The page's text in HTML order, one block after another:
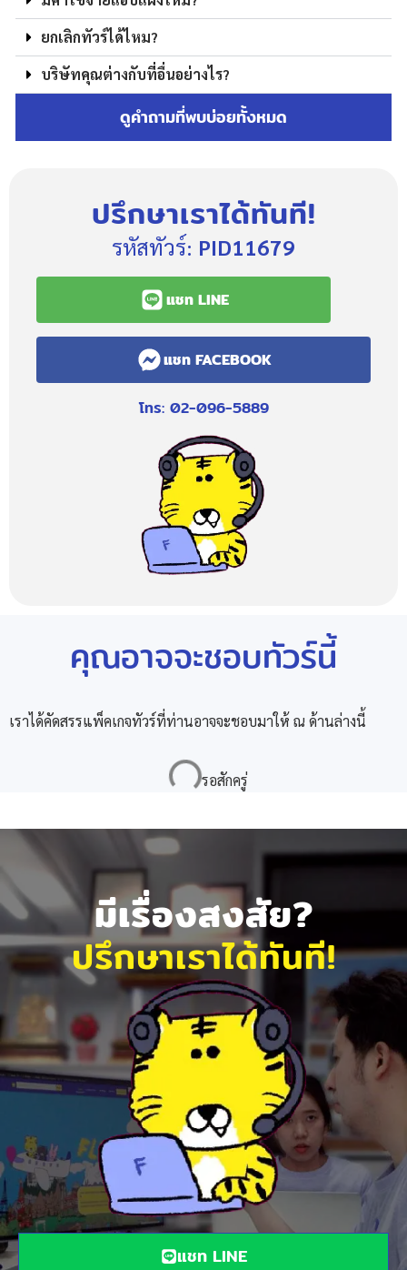
ยกเลิกทัวร์ได้ไหม?
บริษัทคุณต่างกับที่อื่นอย่างไร?
ดูคำถามที่พบบ่อยทั้งหมด
ปรึกษาเราได้ทันที!
รหัสทัวร์: PID11679
แชท LINE
แชท FACEBOOK
โทร: 02-096-5889
คุณอาจจะชอบทัวร์นี้
เราได้คัดสรรแพ็คเกจทัวร์ที่ท่านอาจจะชอบมาให้ ณ ด้านล่างนี้
มีเรื่องสงสัย?
ปรึกษาเราได้ทันที!
แชท LINE